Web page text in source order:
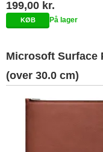
199,00 kr.
På lager
Microsoft Surface
(over 30.0 cm)